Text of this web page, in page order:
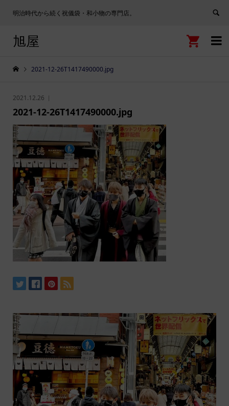
明治時代から続く祝儀袋・和小物の専門店。

旭屋 
2021-12-26T1417490000.jpg
2021.12.26
2021-12-26T1417490000.jpg